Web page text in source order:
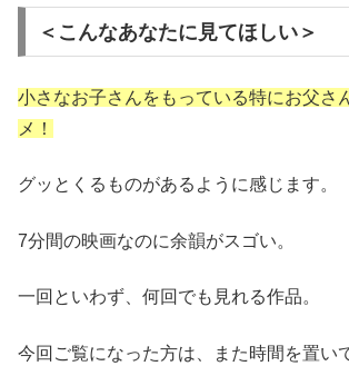
＜こんなあなたに見てほしい＞
小さなお子さんをもっている特にお父さ
メ！
グッとくるものがあるように感じます。
7分間の映画なのに余韻がスゴい。
一回といわず、何回でも見れる作品。
今回ご覧になった方は、また時間を置い